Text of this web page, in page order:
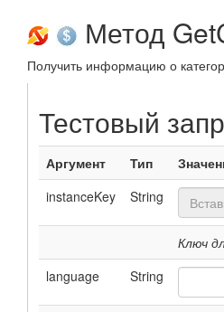
Метод
Получить информацию о
Тестовый
Аргумент Тип
instanceKey
String
Ключ
language
String